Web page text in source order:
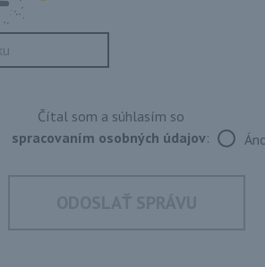
Čítal som a súhlasím so
spracovaním osobných údajov: